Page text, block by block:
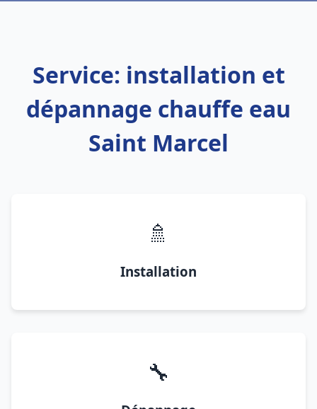
Service: installation et
dépannage chauffe eau
Saint Marcel
🚿
Installation
🔧